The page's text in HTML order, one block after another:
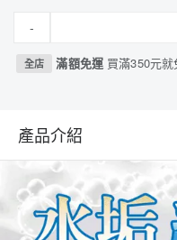
-
全店 滿額免運 買滿350元
產品介紹